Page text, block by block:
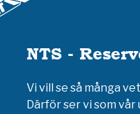
NTS -
Vi vill se så många
Därför ser vi som